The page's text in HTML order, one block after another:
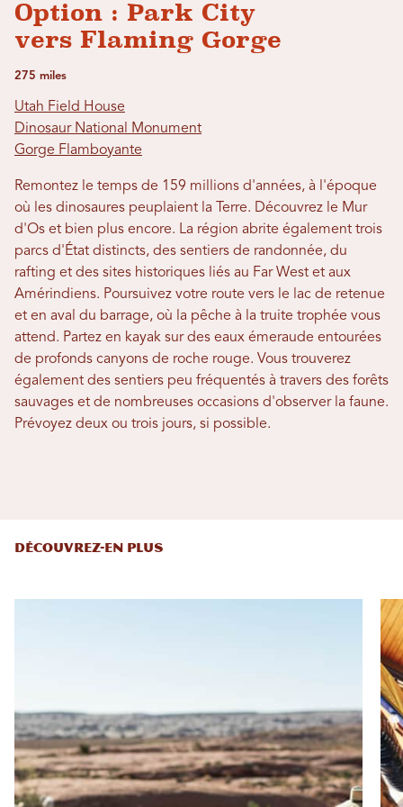
Option : Park City
vers Flaming Gorge
275 miles
Utah Field House
Dinosaur National Monument
Gorge Flamboyante
Remontez le temps de 159 millions d'années, à l'époque
où les dinosaures peuplaient la Terre. Découvrez le Mur
d'Os et bien plus encore. La région abrite également trois
parcs d'État distincts, des sentiers de randonnée, du
rafting et des sites historiques liés au Far West et aux
Amérindiens. Poursuivez votre route vers le lac de retenue
et en aval du barrage, où la pêche à la truite trophée vous
attend. Partez en kayak sur des eaux émeraude entourées
de profonds canyons de roche rouge. Vous trouverez
également des sentiers peu fréquentés à travers des forêts
sauvages et de nombreuses occasions d'observer la faune.
Prévoyez deux ou trois jours, si possible.
DÉCOUVREZ-EN PLUS